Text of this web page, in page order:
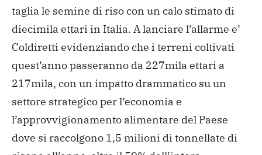
taglia le semine di riso con un calo stimato di
diecimila ettari in Italia. A lanciare l’allarme e’
Coldiretti evidenziando che i terreni coltivati
quest’anno passeranno da 227mila ettari a
217mila, con un impatto drammatico su un
settore strategico per l’economia e
l’approvvigionamento alimentare del Paese
dove si raccolgono 1,5 milioni di tonnellate di